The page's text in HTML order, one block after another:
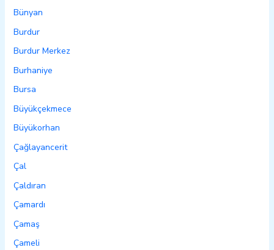
Bünyan
Burdur
Burdur Merkez
Burhaniye
Bursa
Büyükçekmece
Büyükorhan
Çağlayancerit
Çal
Çaldıran
Çamardı
Çamaş
Çameli